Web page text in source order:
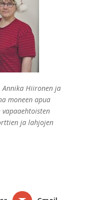
Annika Hiironen ja
moneen apua
ja lahjojen